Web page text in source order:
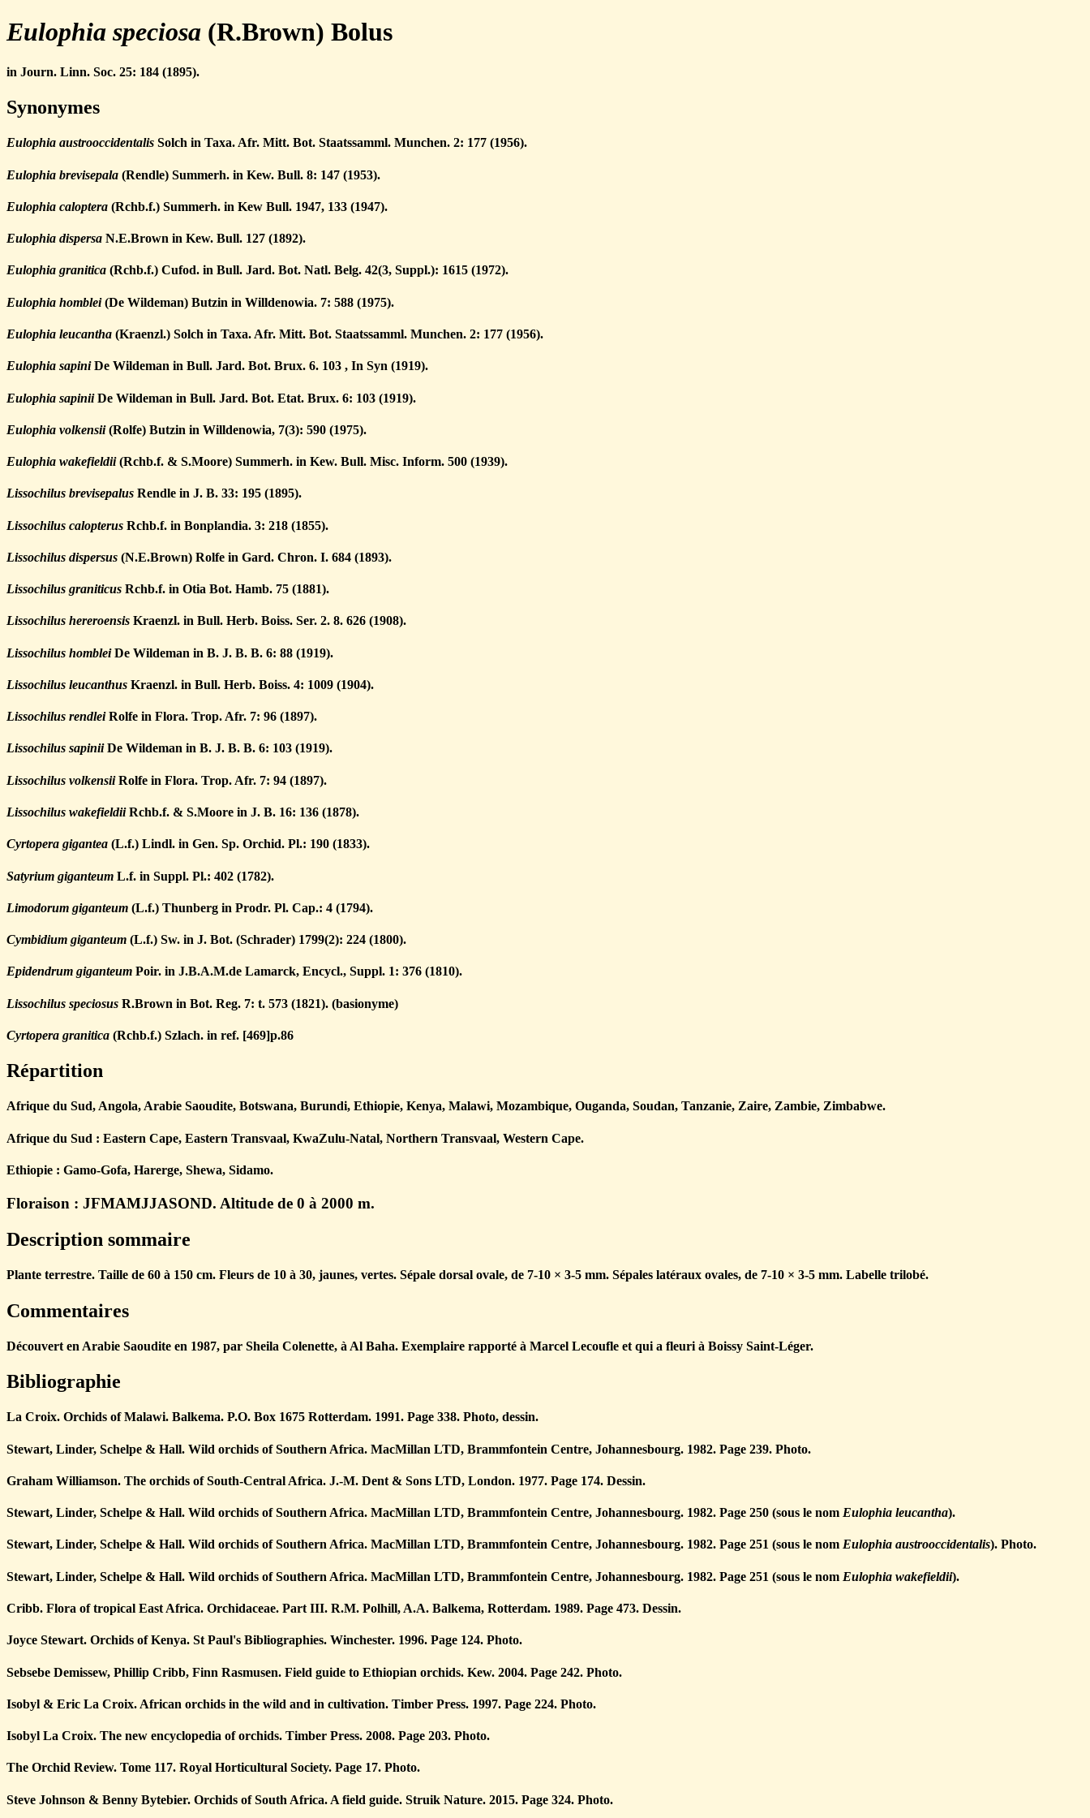
Eulophia speciosa (R.Brown) Bolus
in Journ. Linn. Soc. 25: 184 (1895).
Synonymes
Eulophia austrooccidentalis Solch in Taxa. Afr. Mitt. Bot. Staatssamml. Munchen. 2: 177 (1956).
Eulophia brevisepala (Rendle) Summerh. in Kew. Bull. 8: 147 (1953).
Eulophia caloptera (Rchb.f.) Summerh. in Kew Bull. 1947, 133 (1947).
Eulophia dispersa N.E.Brown in Kew. Bull. 127 (1892).
Eulophia granitica (Rchb.f.) Cufod. in Bull. Jard. Bot. Natl. Belg. 42(3, Suppl.): 1615 (1972).
Eulophia homblei(De Wildeman) Butzin in Willdenowia. 7: 588 (1975).
Eulophia leucantha (Kraenzl.) Solch in Taxa. Afr. Mitt. Bot. Staatssamml. Munchen. 2: 177 (1956).
Eulophia sapiniDe Wildeman in Bull. Jard. Bot. Brux. 6. 103 , In Syn (1919).
Eulophia sapiniiDe Wildeman in Bull. Jard. Bot. Etat. Brux. 6: 103 (1919).
Eulophia volkensii(Rolfe) Butzin in Willdenowia, 7(3): 590 (1975).
Eulophia wakefieldii(Rchb.f. & S.Moore) Summerh. in Kew. Bull. Misc. Inform. 500 (1939).
Lissochilus brevisepalus Rendle in J. B. 33: 195 (1895).
Lissochilus calopterus Rchb.f. in Bonplandia. 3: 218 (1855).
Lissochilus dispersus (N.E.Brown) Rolfe in Gard. Chron. I. 684 (1893).
Lissochilus graniticus Rchb.f. in Otia Bot. Hamb. 75 (1881).
Lissochilus hereroensis Kraenzl. in Bull. Herb. Boiss. Ser. 2. 8. 626 (1908).
Lissochilus hombleiDe Wildeman in B. J. B. B. 6: 88 (1919).
Lissochilus leucanthus Kraenzl. in Bull. Herb. Boiss. 4: 1009 (1904).
Lissochilus rendleiRolfe in Flora. Trop. Afr. 7: 96 (1897).
Lissochilus sapiniiDe Wildeman in B. J. B. B. 6: 103 (1919).
Lissochilus volkensiiRolfe in Flora. Trop. Afr. 7: 94 (1897).
Lissochilus wakefieldiiRchb.f. & S.Moore in J. B. 16: 136 (1878).
Cyrtopera gigantea (L.f.) Lindl. in Gen. Sp. Orchid. Pl.: 190 (1833).
Satyrium giganteum L.f. in Suppl. Pl.: 402 (1782).
Limodorum giganteum (L.f.) Thunberg in Prodr. Pl. Cap.: 4 (1794).
Cymbidium giganteum (L.f.) Sw. in J. Bot. (Schrader) 1799(2): 224 (1800).
Epidendrum giganteum Poir. in J.B.A.M.de Lamarck, Encycl., Suppl. 1: 376 (1810).
Lissochilus speciosus R.Brown in Bot. Reg. 7: t. 573 (1821). (basionyme)
Cyrtopera granitica (Rchb.f.) Szlach. in ref. [469]p.86
Répartition
Afrique du Sud, Angola, Arabie Saoudite, Botswana, Burundi, Ethiopie, Kenya, Malawi, Mozambique, Ouganda, Soudan, Tanzanie, Zaire, Zambie, Zimbabwe.
Afrique du Sud : Eastern Cape, Eastern Transvaal, KwaZulu-Natal, Northern Transvaal, Western Cape.
Ethiopie : Gamo-Gofa, Harerge, Shewa, Sidamo.
Floraison : JFMAMJJASOND. Altitude de 0 à 2000 m.
Description sommaire
Plante terrestre. Taille de 60 à 150 cm. Fleurs de 10 à 30, jaunes, vertes. Sépale dorsal ovale, de 7-10 × 3-5 mm. Sépales latéraux ovales, de 7-10 × 3-5 mm. Labelle trilobé.
Commentaires
Découvert en Arabie Saoudite en 1987, par Sheila Colenette, à Al Baha. Exemplaire rapporté à Marcel Lecoufle et qui a fleuri à Boissy Saint-Léger.
Bibliographie
La Croix. Orchids of Malawi. Balkema. P.O. Box 1675 Rotterdam. 1991. Page 338. Photo, dessin.
Stewart, Linder, Schelpe & Hall. Wild orchids of Southern Africa. MacMillan LTD, Brammfontein Centre, Johannesbourg. 1982. Page 239. Photo.
Graham Williamson. The orchids of South-Central Africa. J.-M. Dent & Sons LTD, London. 1977. Page 174. Dessin.
Stewart, Linder, Schelpe & Hall. Wild orchids of Southern Africa. MacMillan LTD, Brammfontein Centre, Johannesbourg. 1982. Page 250 (sous le nom Eulophia leucantha).
Stewart, Linder, Schelpe & Hall. Wild orchids of Southern Africa. MacMillan LTD, Brammfontein Centre, Johannesbourg. 1982. Page 251 (sous le nom Eulophia austrooccidentalis). Photo.
Stewart, Linder, Schelpe & Hall. Wild orchids of Southern Africa. MacMillan LTD, Brammfontein Centre, Johannesbourg. 1982. Page 251 (sous le nom Eulophia wakefieldii).
Cribb. Flora of tropical East Africa. Orchidaceae. Part III. R.M. Polhill, A.A. Balkema, Rotterdam. 1989. Page 473. Dessin.
Joyce Stewart. Orchids of Kenya. St Paul's Bibliographies. Winchester. 1996. Page 124. Photo.
Sebsebe Demissew, Phillip Cribb, Finn Rasmusen. Field guide to Ethiopian orchids. Kew. 2004. Page 242. Photo.
Isobyl & Eric La Croix. African orchids in the wild and in cultivation. Timber Press. 1997. Page 224. Photo.
Isobyl La Croix. The new encyclopedia of orchids. Timber Press. 2008. Page 203. Photo.
The Orchid Review. Tome 117. Royal Horticultural Society. Page 17. Photo.
Steve Johnson & Benny Bytebier. Orchids of South Africa. A field guide. Struik Nature. 2015. Page 324. Photo.